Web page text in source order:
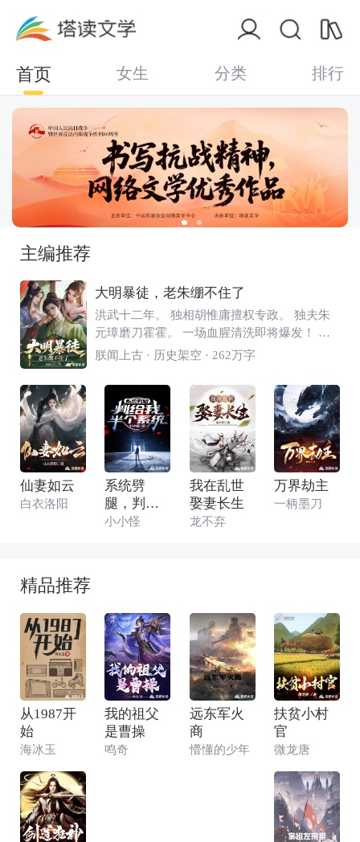
首页 女生 分类 排行
主编推荐
大明暴徒，老朱绷不住了
洪武十二年。 独相胡惟庸擅权专政。 独夫朱
元璋磨刀霍霍。 一场血腥清洗即将爆发！ 偏
偏在这个时候，李骜来到了大明王朝，一不小
闹得
朕闻上古· 历史架空 · 262万字
仙妻如云
白衣洛阳
系统劈
腿，判给
我半个系
小小怪
我在乱世
娶妻长生
龙不弃
万界劫主
一柄墨刀
精品推荐
从1987开
始
海冰玉
我的祖父
是曹操
鸣奇
远东军火
商
懵懂的少年
扶贫小村
官
微龙唐